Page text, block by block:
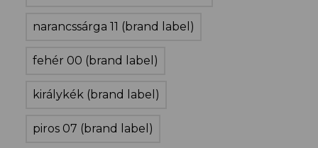
narancssárga 11 (brand label)
fehér 00 (brand label)
királykék (brand label)
piros 07 (brand label)